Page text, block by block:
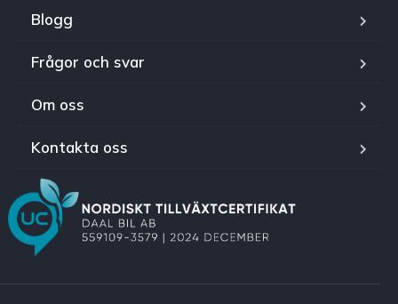
Blogg
Frågor och svar
Om oss
Kontakta oss